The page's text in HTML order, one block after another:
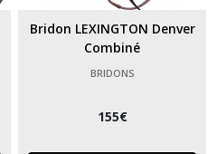
Bridon LEXINGTON Denver
Combiné
BRIDONS
155€